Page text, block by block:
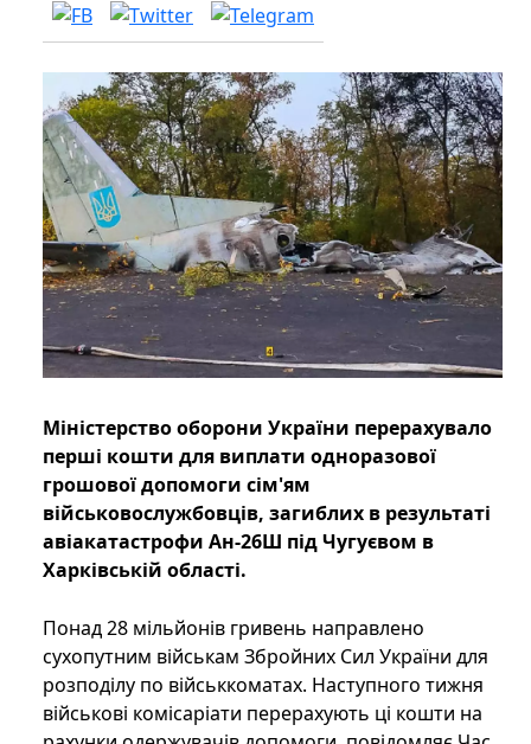
Міністерство оборони України перерахувало
перші кошти для виплати одноразової
грошової допомоги сім'ям
військовослужбовців, загиблих в результаті
авіакатастрофи Ан-26Ш під Чугуєвом в
Харківській області.
Понад 28 мільйонів гривень направлено
сухопутним військам Збройних Сил України для
розподілу по військкоматах. Наступного тижня
військові комісаріати перерахують ці кошти на